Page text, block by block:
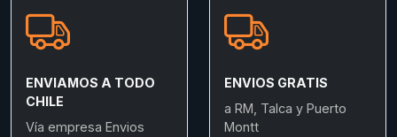
ENVIAMOS A TODO
CHILE
Vía empresa Envios
ENVIOS GRATIS
a RM, Talca y Puerto
Montt